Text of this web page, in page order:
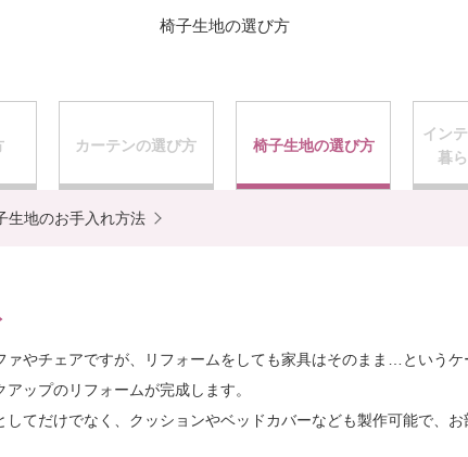
椅子生地の選び方
カーテンの選び方 椅子生地の選び方
イン
暮
生地のお手入れ方法
ァやチェアですが、リフォームをしても家具はそのまま…という
ップのリフォームが完成します。
てだけでなく、クッションやベッドカバーなども製作可能で、